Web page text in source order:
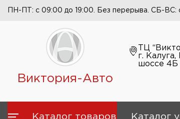
ПН-ПТ: с 09:00 до 19:00. Без перерыва. СБ-ВС:
Виктория-Авто
ТЦ
г.
шоссе 4Б
Каталог товаров Каталог